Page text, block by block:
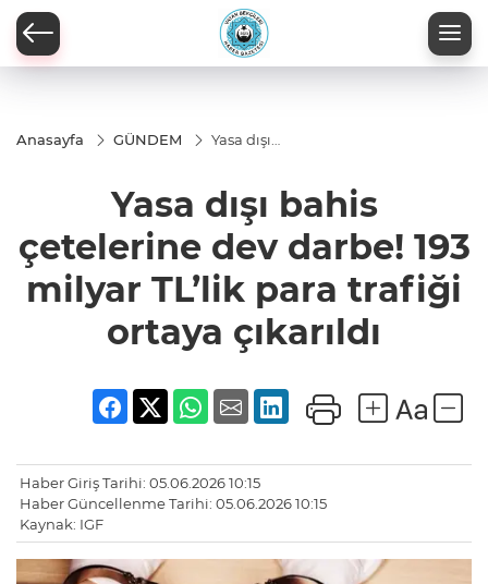
Anasayfa GÜNDEM
Yasa dışı
dev
darbe! 193
milyar
TL’lik para
trafiği
ortaya
çıkarıldı
Yasa dışı bahis
çetelerine dev darbe! 193
milyar TL’lik para trafiği
ortaya çıkarıldı
Haber Giriş Tarihi: 05.06.2026 10:15
Haber Güncellenme Tarihi: 05.06.2026 10:15
Kaynak: IGF